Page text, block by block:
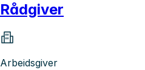
Rådgiver
Arbeidsgiver